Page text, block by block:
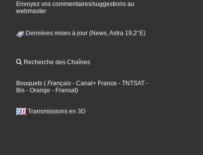
Envoyez vos commentaires/suggestions au
webmaster
Dernières mises à jour (News, Astra 19,2°E)
Recherche des Chaînes
Bouquets ( Français - Canal+ France - TNTSAT -
Bis - Orange - Fransat)
Transmissions en 3D